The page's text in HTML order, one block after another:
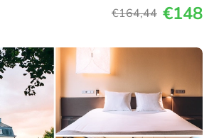
€164,44 €148